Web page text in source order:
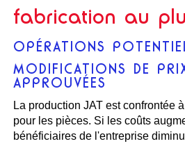
fabrication au
OPÉRATIONS
MODIFICATIONS DE
APPROUVÉES
La production JAT est confrontée
pour les pièces. Si les coûts
bénéficiaires de l'entreprise